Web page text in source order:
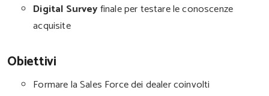
Digital Surveyfinale per testare le conoscenze
acquisite
Obiettivi
Formare la Sales Force dei dealer coinvolti